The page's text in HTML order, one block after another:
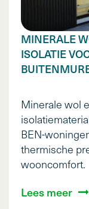
MINERALE
ISOLATIE
Minerale wol
BEN-
thermische
wooncomfort.
Lees meer